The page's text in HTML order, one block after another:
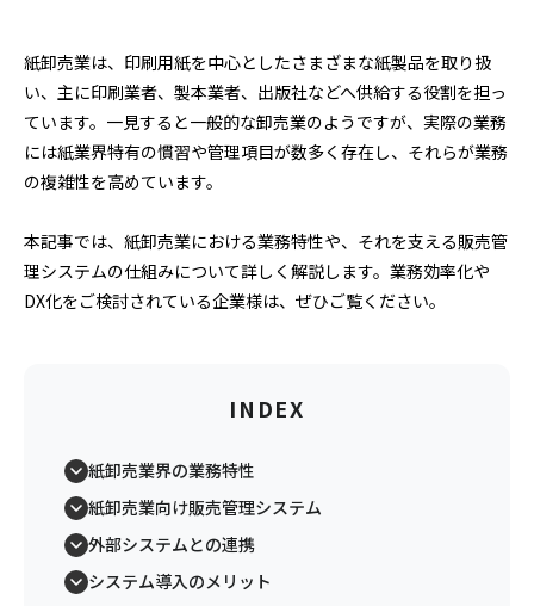
紙卸売業は、印刷用紙を中心としたさまざまな紙製品を取り扱
い、主に印刷業者、製本業者、出版社などへ供給する役割を担っ
ています。一見すると一般的な卸売業のようですが、実際の業務
には紙業界特有の慣習や管理項目が数多く存在し、それらが業務
の複雑性を高めています。
本記事では、紙卸売業における業務特性や、それを支える販売管
理システムの仕組みについて詳しく解説します。業務効率化や
DX化をご検討されている企業様は、ぜひご覧ください。
INDEX
紙卸売業界の業務特性
紙卸売業向け販売管理システム
外部システムとの連携
システム導入のメリット